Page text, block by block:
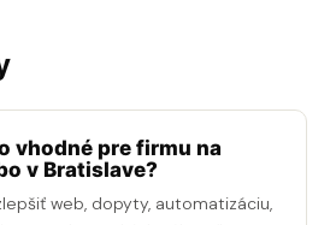
vhodné pre firmu na
v Bratislave?
web, dopyty, automatizáciu,